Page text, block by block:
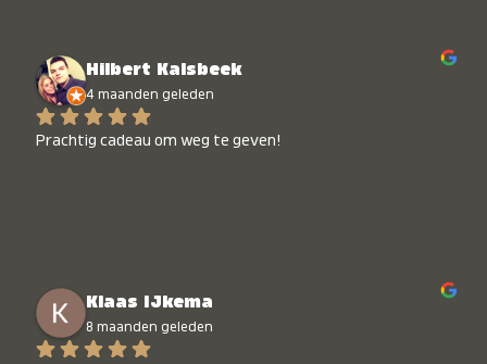
Hilbert Kalsbeek
4 maanden geleden
Prachtig cadeau om weg te geven!
Klaas IJkema
8 maanden geleden